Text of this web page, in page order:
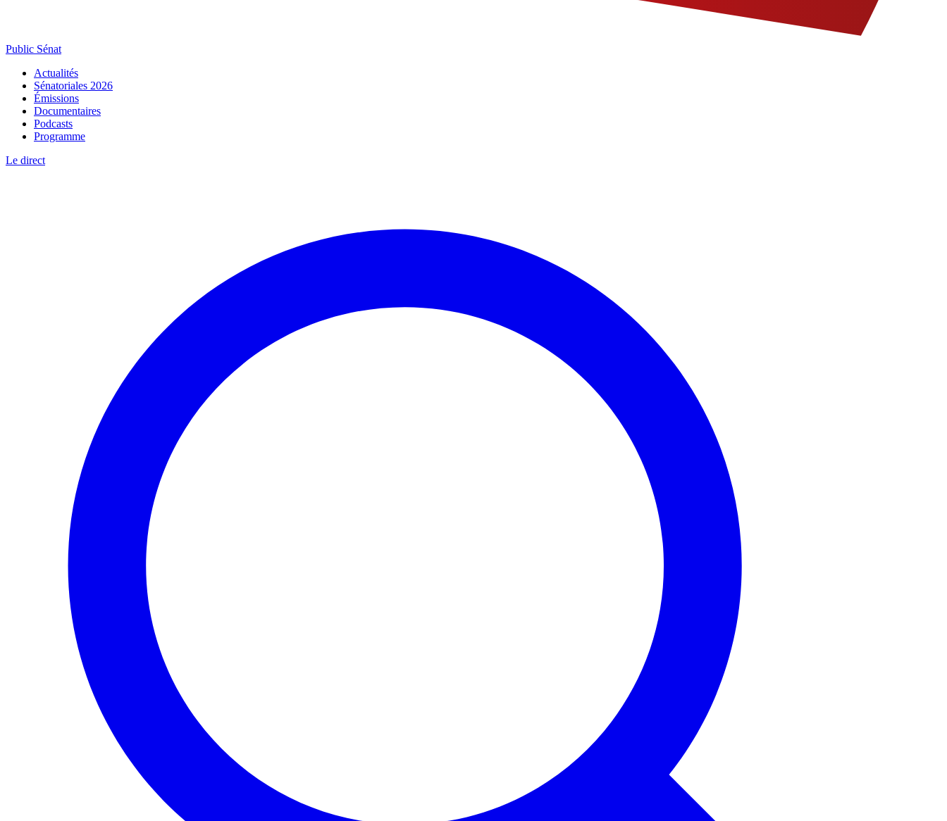
Public Sénat
Actualités
Sénatoriales 2026
Émissions
Documentaires
Podcasts
Programme
Le direct